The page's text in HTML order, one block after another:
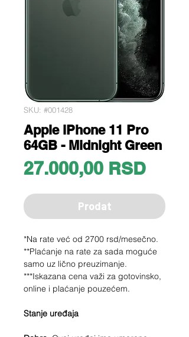
SKU: #001428
Apple iPhone 11 Pro
64GB - Midnight Green
27.000,00 RSDPrice
Prodat
*Na rate već od 2700 rsd/mesečno.
**Plaćanje na rate za sada moguće
samo uz lično preuzimanje.
***Iskazana cena važi za gotovinsko,
online i plaćanje pouzećem.
Stanje uređaja